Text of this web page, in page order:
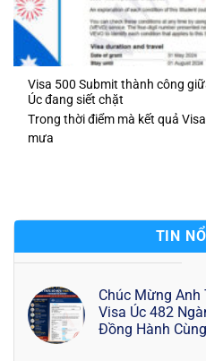
Visa 500 Submit thành công
Úc đang siết chặt
Trong thời điểm mà kết quả
mưa
TIN
Chúc Mừng Anh
Visa Úc 482
Đồng Hành